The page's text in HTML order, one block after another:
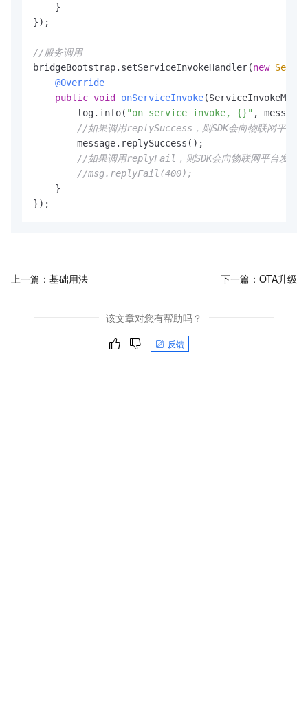
    }
});
//服务调用
bridgeBootstrap.setServiceInvokeHandler(new
@Override
public void onServiceInvoke
        log.info(
"on service invoke, {}" ,
//如果调用replySuccess，则SDK会向物联网
        message.replySuccess();
//如果调用replyFail，则SDK会向物联网平台
//msg.replyFail(400);
    }
});
上一篇： 基础用法 下一篇： OTA升级
该文章对您有帮助吗？
反馈